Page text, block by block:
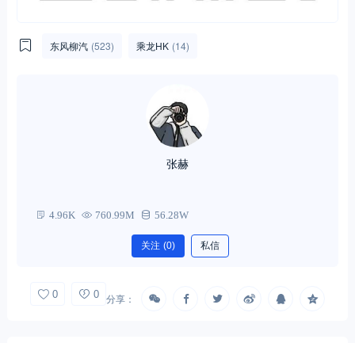
东风柳汽 (523) 乘龙HK (14)
张赫
4.96K 760.99M 56.28W
关注 (0) 私信
0 0 分享：